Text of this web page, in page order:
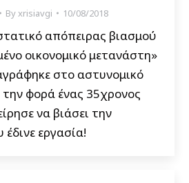
Byxrisiavgi 10/08/2018
απόπειρας βιασμού
οικονομικό μετανάστη»
στο αστυνομικό
φορά ένας 35χρονος
να βιάσει την
εργασία!